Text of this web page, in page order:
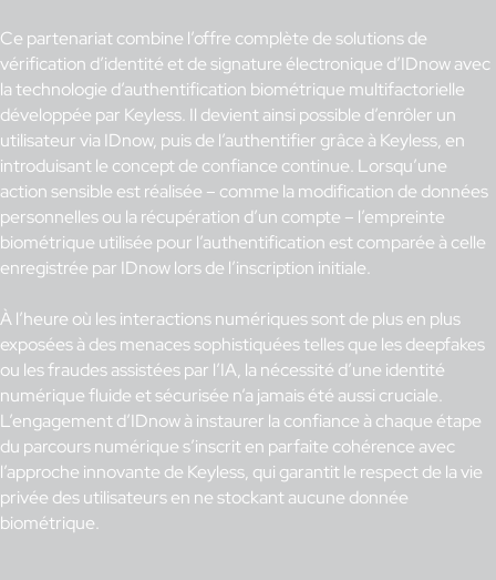
Ce partenariat combine l’offre complète de solutions de
vérification d’identité et de signature électronique d’IDnow avec
la technologie d’authentification biométrique multifactorielle
développée par Keyless. Il devient ainsi possible d’enrôler un
utilisateur via IDnow, puis de l’authentifier grâce à Keyless, en
introduisant le concept de confiance continue. Lorsqu’une
action sensible est réalisée – comme la modification de données
personnelles ou la récupération d’un compte – l’empreinte
biométrique utilisée pour l’authentification est comparée à celle
enregistrée par IDnow lors de l’inscription initiale.
À l’heure où les interactions numériques sont de plus en plus
exposées à des menaces sophistiquées telles que les deepfakes
ou les fraudes assistées par l’IA, la nécessité d’une identité
numérique fluide et sécurisée n’a jamais été aussi cruciale.
L’engagement d’IDnow à instaurer la confiance à chaque étape
du parcours numérique s’inscrit en parfaite cohérence avec
l’approche innovante de Keyless, qui garantit le respect de la vie
privée des utilisateurs en ne stockant aucune donnée
biométrique.